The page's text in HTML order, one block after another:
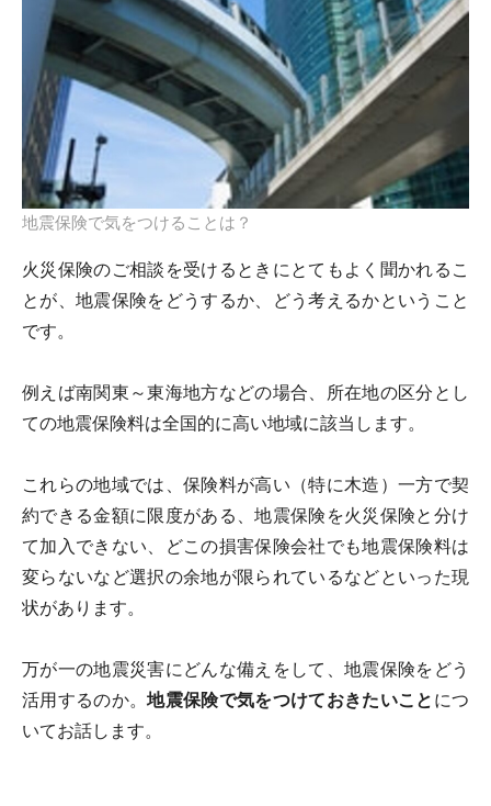
地震保険で気をつけることは？
火災保険のご相談を受けるときにとてもよく聞かれるこ
とが、地震保険をどうするか、どう考えるかということ
です。
例えば南関東～東海地方などの場合、所在地の区分とし
ての地震保険料は全国的に高い地域に該当します。
これらの地域では、保険料が高い（特に木造）一方で契
約できる金額に限度がある、地震保険を火災保険と分け
て加入できない、どこの損害保険会社でも地震保険料は
変らないなど選択の余地が限られているなどといった現
状があります。
万が一の地震災害にどんな備えをして、地震保険をどう
活用するのか。地震保険で気をつけておきたいこと につ
いてお話します。